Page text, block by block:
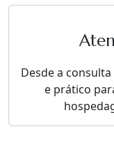
Desde a
e prático